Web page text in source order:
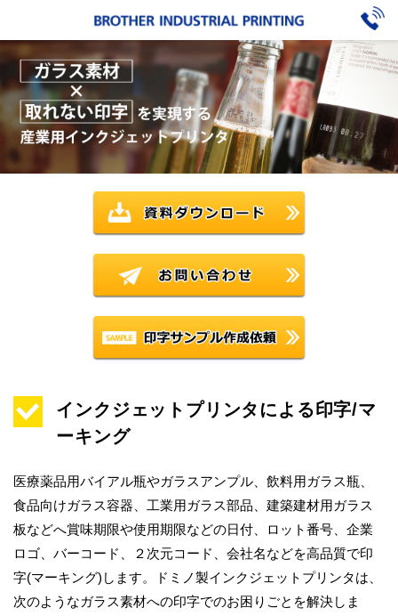
インクジェットプリンタによる印字/マ
ーキング
医療薬品用バイアル瓶やガラスアンプル、飲料用ガラス瓶、
食品向けガラス容器、工業用ガラス部品、建築建材用ガラス
板などへ賞味期限や使用期限などの日付、ロット番号、企業
ロゴ、バーコード、２次元コード、会社名などを高品質で印
字(マーキング)します。ドミノ製インクジェットプリンタは、
次のようなガラス素材への印字でのお困りごとを解決しま